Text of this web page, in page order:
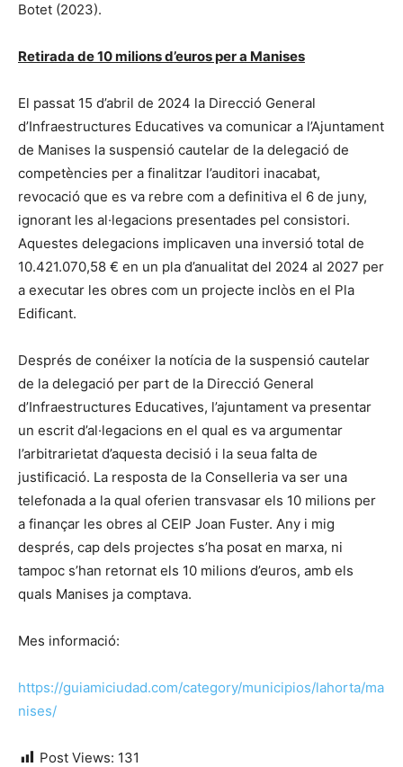
Botet (2023).
Retirada de 10 milions d’euros per a Manises
El passat 15 d’abril de 2024 la Direcció General
d’Infraestructures Educatives va comunicar a l’Ajuntament
de Manises la suspensió cautelar de la delegació de
competències per a finalitzar l’auditori inacabat,
revocació que es va rebre com a definitiva el 6 de juny,
ignorant les al·legacions presentades pel consistori.
Aquestes delegacions implicaven una inversió total de
10.421.070,58 € en un pla d’anualitat del 2024 al 2027 per
a executar les obres com un projecte inclòs en el Pla
Edificant.
Després de conéixer la notícia de la suspensió cautelar
de la delegació per part de la Direcció General
d’Infraestructures Educatives, l’ajuntament va presentar
un escrit d’al·legacions en el qual es va argumentar
l’arbitrarietat d’aquesta decisió i la seua falta de
justificació. La resposta de la Conselleria va ser una
telefonada a la qual oferien transvasar els 10 milions per
a finançar les obres al CEIP Joan Fuster. Any i mig
després, cap dels projectes s’ha posat en marxa, ni
tampoc s’han retornat els 10 milions d’euros, amb els
quals Manises ja comptava.
Mes informació:
https://guiamiciudad.com/category/municipios/lahorta/ma
nises/
Post Views: 131